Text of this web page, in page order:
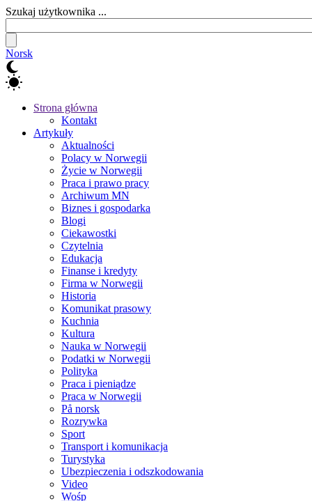
Szukaj użytkownika ...
Norsk
Strona główna
Kontakt
Artykuły
Aktualności
Polacy w Norwegii
Życie w Norwegii
Praca i prawo pracy
Archiwum MN
Biznes i gospodarka
Blogi
Ciekawostki
Czytelnia
Edukacja
Finanse i kredyty
Firma w Norwegii
Historia
Komunikat prasowy
Kuchnia
Kultura
Nauka w Norwegii
Podatki w Norwegii
Polityka
Praca i pieniądze
Praca w Norwegii
På norsk
Rozrywka
Sport
Transport i komunikacja
Turystyka
Ubezpieczenia i odszkodowania
Video
Wośp